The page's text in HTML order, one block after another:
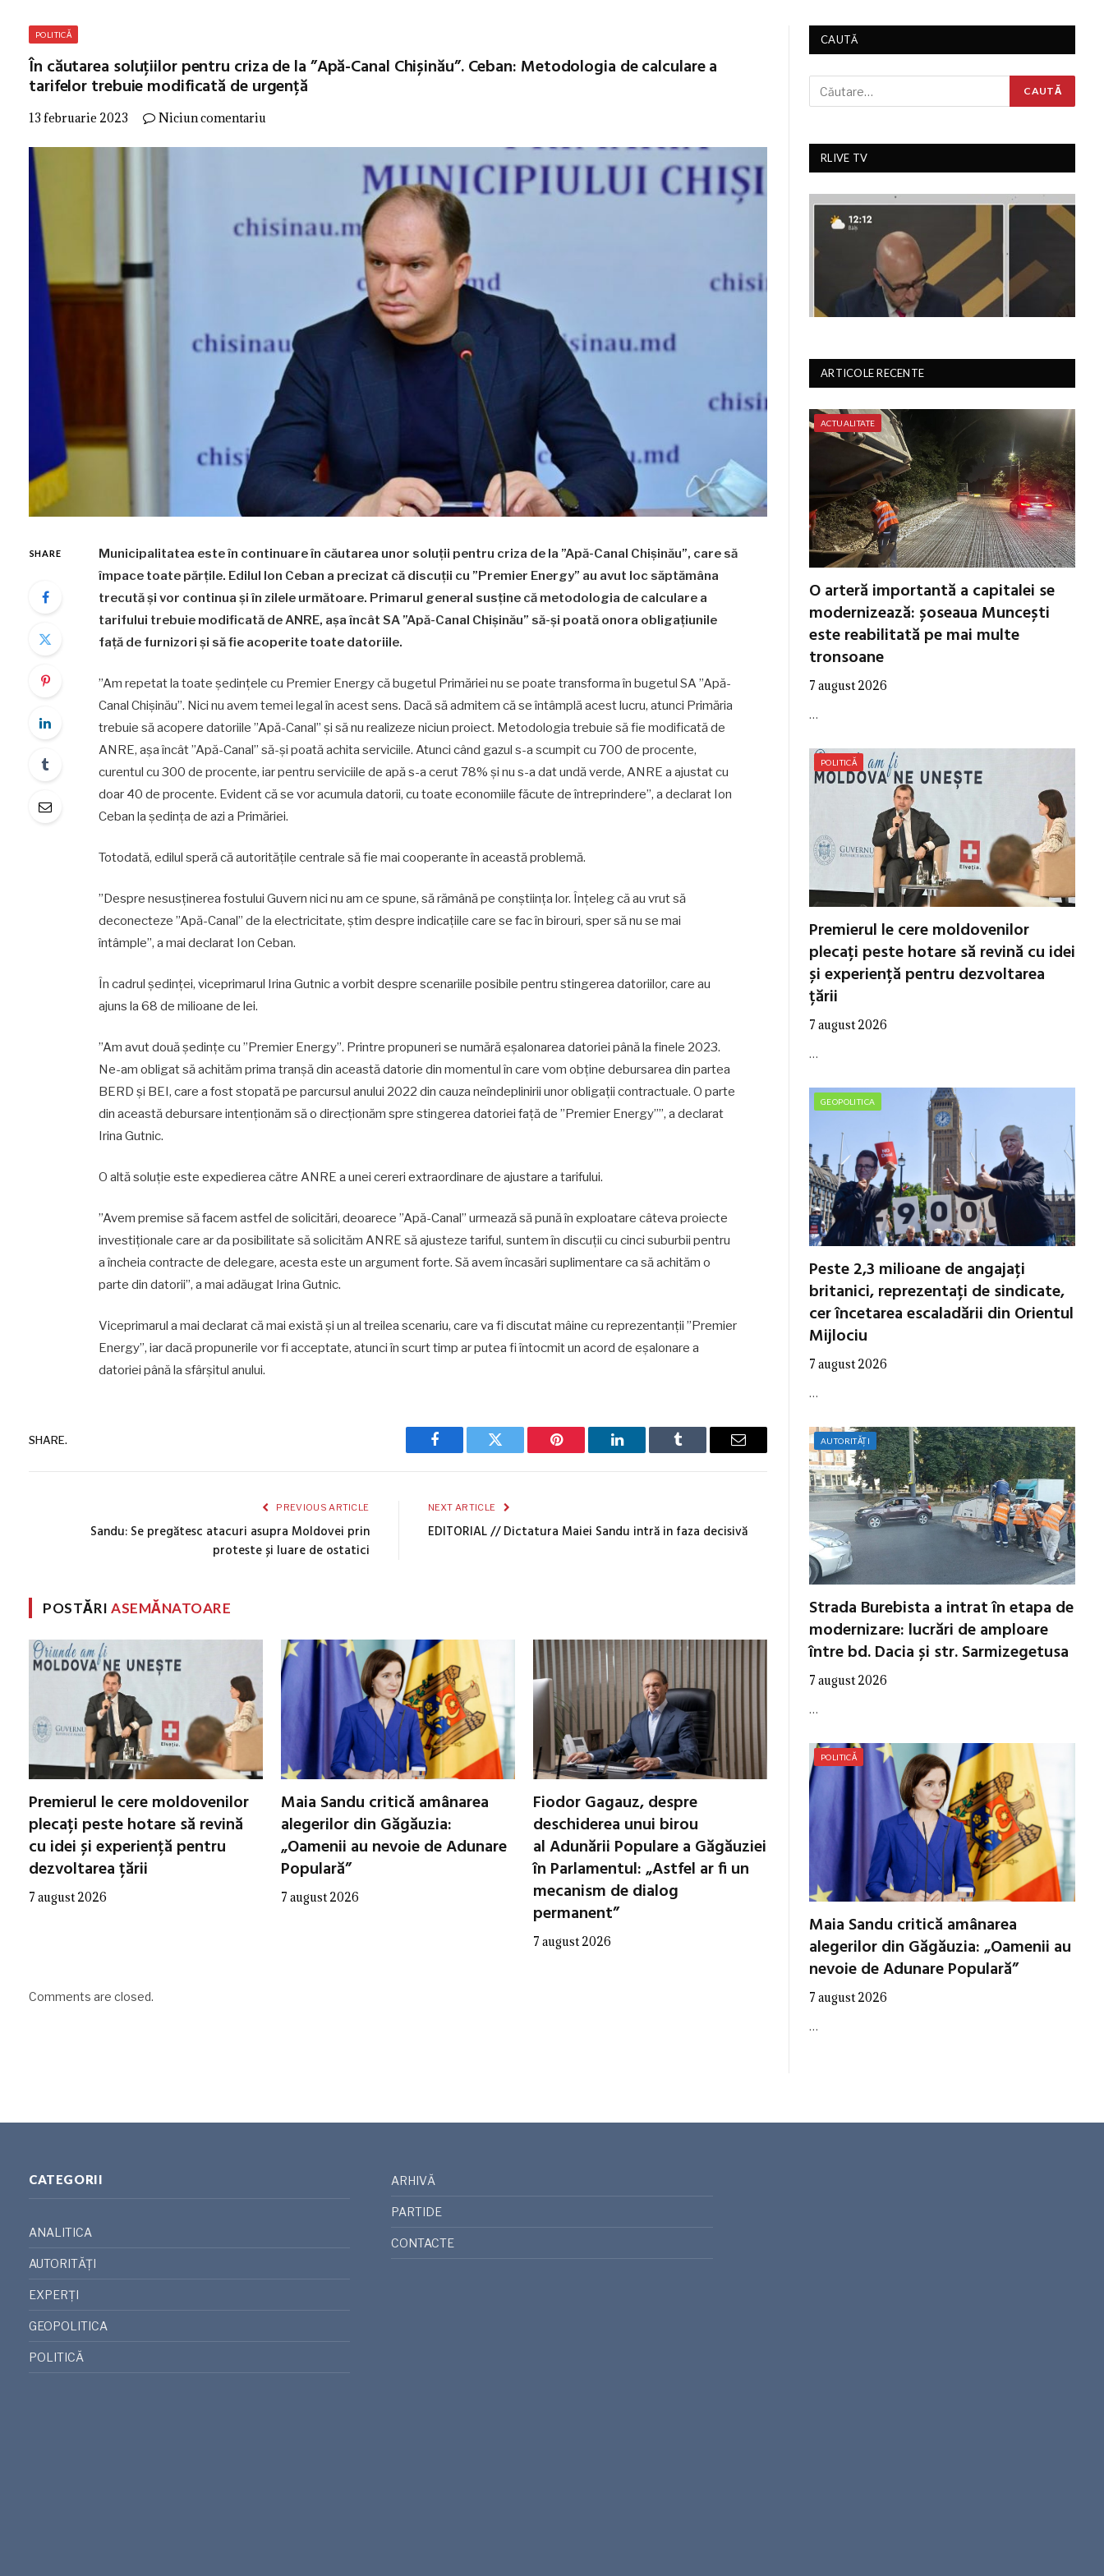
POLITICĂ
În căutarea soluțiilor pentru criza de la ”Apă-Canal Chișinău”. Ceban: Metodologia de calculare a
tarifelor trebuie modificată de urgență
13 februarie 2023 Niciun comentariu
SHARE
Municipalitatea este în continuare în căutarea unor soluții pentru criza de la ”Apă-Canal Chișinău”, care să
împace toate părțile. Edilul Ion Ceban a precizat că discuții cu ”Premier Energy” au avut loc săptămâna
trecută și vor continua și în zilele următoare. Primarul general susține că metodologia de calculare a
tarifului trebuie modificată de ANRE, așa încât SA ”Apă-Canal Chișinău” să-și poată onora obligațiunile
față de furnizori și să fie acoperite toate datoriile.
”Am repetat la toate ședințele cu Premier Energy că bugetul Primăriei nu se poate transforma în bugetul SA ”Apă-
Canal Chișinău”. Nici nu avem temei legal în acest sens. Dacă să admitem că se întâmplă acest lucru, atunci Primăria
trebuie să acopere datoriile ”Apă-Canal” și să nu realizeze niciun proiect. Metodologia trebuie să fie modificată de
ANRE, așa încât ”Apă-Canal” să-și poată achita serviciile. Atunci când gazul s-a scumpit cu 700 de procente,
curentul cu 300 de procente, iar pentru serviciile de apă s-a cerut 78% și nu s-a dat undă verde, ANRE a ajustat cu
doar 40 de procente. Evident că se vor acumula datorii, cu toate economiile făcute de întreprindere”, a declarat Ion
Ceban la ședința de azi a Primăriei.
Totodată, edilul speră că autoritățile centrale să fie mai cooperante în această problemă.
”Despre nesusținerea fostului Guvern nici nu am ce spune, să rămână pe conștiința lor. Înțeleg că au vrut să
deconecteze ”Apă-Canal” de la electricitate, știm despre indicațiile care se fac în birouri, sper să nu se mai
întâmple”, a mai declarat Ion Ceban.
În cadrul ședinței, viceprimarul Irina Gutnic a vorbit despre scenariile posibile pentru stingerea datoriilor, care au
ajuns la 68 de milioane de lei.
”Am avut două ședințe cu ”Premier Energy”. Printre propuneri se numără eșalonarea datoriei până la finele 2023.
Ne-am obligat să achităm prima tranșă din această datorie din momentul în care vom obține debursarea din partea
BERD și BEI, care a fost stopată pe parcursul anului 2022 din cauza neîndeplinirii unor obligații contractuale. O parte
din această debursare intenționăm să o direcționăm spre stingerea datoriei față de ”Premier Energy””, a declarat
Irina Gutnic.
O altă soluție este expedierea către ANRE a unei cereri extraordinare de ajustare a tarifului.
”Avem premise să facem astfel de solicitări, deoarece ”Apă-Canal” urmează să pună în exploatare câteva proiecte
investiționale care ar da posibilitate să solicităm ANRE să ajusteze tariful, suntem în discuții cu cinci suburbii pentru
a încheia contracte de delegare, acesta este un argument forte. Să avem încasări suplimentare ca să achităm o
parte din datorii”, a mai adăugat Irina Gutnic.
Viceprimarul a mai declarat că mai există și un al treilea scenariu, care va fi discutat mâine cu reprezentanții ”Premier
Energy”, iar dacă propunerile vor fi acceptate, atunci în scurt timp ar putea fi întocmit un acord de eșalonare a
datoriei până la sfârșitul anului.
SHARE.
Facebook Twitter Pinterest LinkedIn Tumblr Email
PREVIOUS ARTICLE
Sandu: Se pregătesc atacuri asupra Moldovei prin
proteste și luare de ostatici
NEXT ARTICLE
EDITORIAL // Dictatura Maiei Sandu intră in faza decisivă
POSTĂRIASEMĂNATOARE
Premierul le cere moldovenilor
plecați peste hotare să revină
cu idei și experiență pentru
dezvoltarea țării
7 august 2026
Maia Sandu critică amânarea
alegerilor din Găgăuzia:
„Oamenii au nevoie de Adunare
Populară”
7 august 2026
Fiodor Gagauz, despre
deschiderea unui birou
al Adunării Populare a Găgăuziei
în Parlamentul: „Astfel ar fi un
mecanism de dialog
permanent”
7 august 2026
Comments are closed.
CAUTĂ
RLIVE TV
ARTICOLE RECENTE
ACTUALITATE
O arteră importantă a capitalei se
modernizează: șoseaua Muncești
este reabilitată pe mai multe
tronsoane
7 august 2026
…
POLITICĂ
Premierul le cere moldovenilor
plecați peste hotare să revină cu idei
și experiență pentru dezvoltarea
țării
7 august 2026
…
GEOPOLITICA
Peste 2,3 milioane de angajați
britanici, reprezentați de sindicate,
cer încetarea escaladării din Orientul
Mijlociu
7 august 2026
…
AUTORITĂȚI
Strada Burebista a intrat în etapa de
modernizare: lucrări de amploare
între bd. Dacia și str. Sarmizegetusa
7 august 2026
…
POLITICĂ
Maia Sandu critică amânarea
alegerilor din Găgăuzia: „Oamenii au
nevoie de Adunare Populară”
7 august 2026
…
CATEGORII
ANALITICA
AUTORITĂȚI
EXPERȚI
GEOPOLITICA
POLITICĂ
ARHIVĂ
PARTIDE
CONTACTE